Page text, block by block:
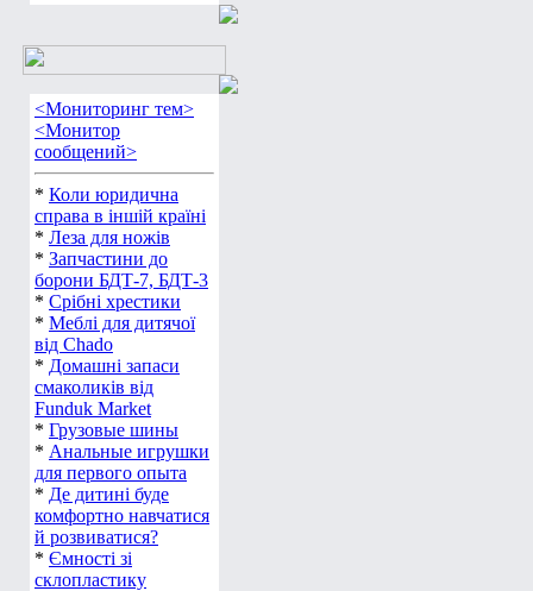
<Мониторинг тем>
<Монитор
сообщений>
* Коли юридична
справа в іншій країні
* Леза для ножів
* Запчастини до
борони БДТ-7, БДТ-3
* Срібні хрестики
* Меблі для дитячої
від Chado
* Домашні запаси
смаколиків від
Funduk Market
* Грузовые шины
* Анальные игрушки
для первого опыта
* Де дитині буде
комфортно навчатися
й розвиватися?
* Ємності зі
склопластику